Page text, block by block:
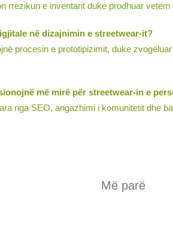
rrezikun e inventarit duke prodhuar
në dizajnimin e streetwear-it?
procesin e prototipizimit, duke
më mirë për streetwear-in e
nga SEO, angazhimi i komunitetit dhe
Më parë